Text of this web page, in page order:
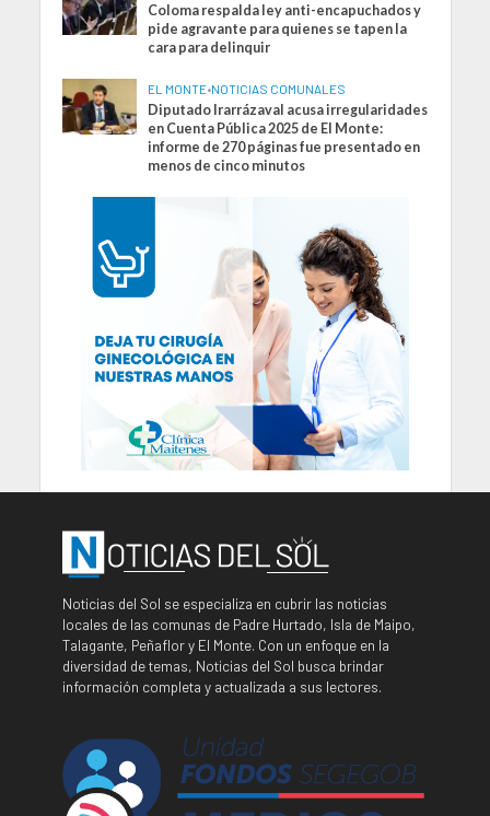
Coloma respalda ley anti-encapuchados y
pide agravante para quienes se tapen la
cara para delinquir
EL MONTE•NOTICIAS COMUNALES
Diputado Irarrázaval acusa irregularidades
en Cuenta Pública 2025 de El Monte:
informe de 270 páginas fue presentado en
menos de cinco minutos
Noticias del Sol se especializa en cubrir las noticias
locales de las comunas de Padre Hurtado, Isla de Maipo,
Talagante, Peñaflor y El Monte. Con un enfoque en la
diversidad de temas, Noticias del Sol busca brindar
información completa y actualizada a sus lectores.